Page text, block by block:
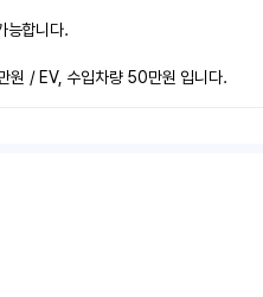
능합니다.
원 / EV, 수입차량 50만원 입니다.